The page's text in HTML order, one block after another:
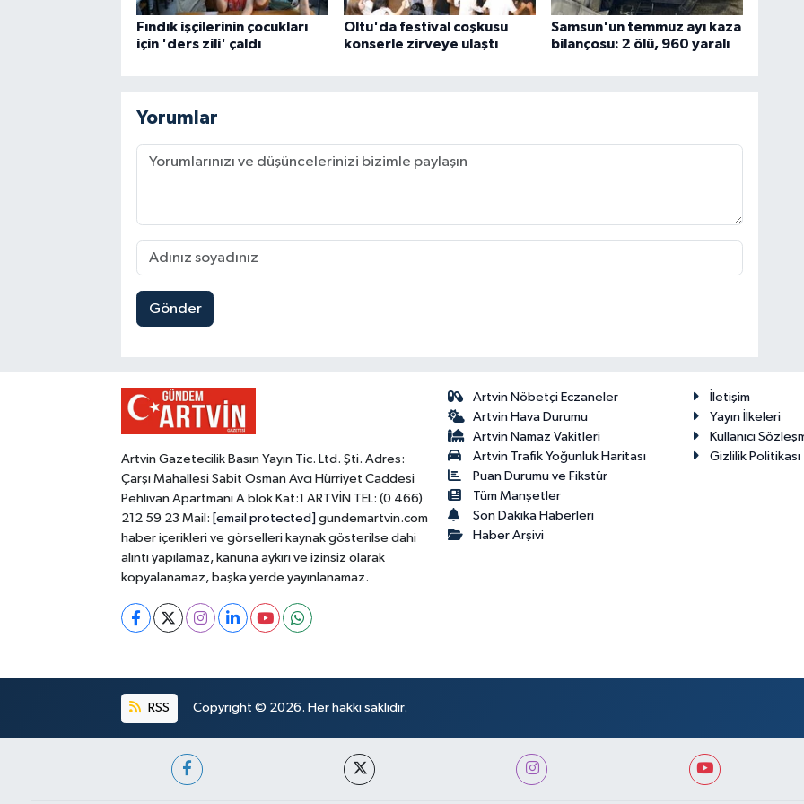
Fındık işçilerinin çocukları
için 'ders zili' çaldı
Oltu'da festival coşkusu
konserle zirveye ulaştı
Samsun'un temmuz ayı kaza
bilançosu: 2 ölü, 960 yaralı
Yorumlar
Gönder
Artvin Gazetecilik Basın Yayın Tic. Ltd. Şti. Adres:
Çarşı Mahallesi Sabit Osman Avcı Hürriyet Caddesi
Pehlivan Apartmanı A blok Kat:1 ARTVİN TEL: (0 466)
212 59 23 Mail: [email protected] gundemartvin.com
haber içerikleri ve görselleri kaynak gösterilse dahi
alıntı yapılamaz, kanuna aykırı ve izinsiz olarak
kopyalanamaz, başka yerde yayınlanamaz.
Artvin Nöbetçi Eczaneler
Artvin Hava Durumu
Artvin Namaz Vakitleri
Artvin Trafik Yoğunluk Haritası
Puan Durumu ve Fikstür
Tüm Manşetler
Son Dakika Haberleri
Haber Arşivi
İletişim
Yayın İlkeleri
Kullanıcı
Gizlilik Politikası
RSS Copyright © 2026. Her hakkı saklıdır.